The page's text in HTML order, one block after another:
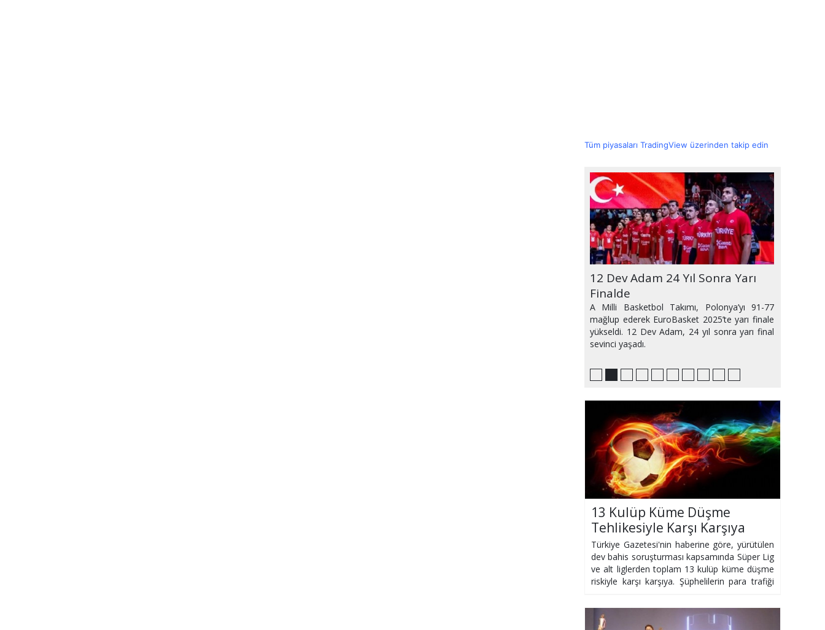
Tüm piyasaları TradingView üzerinden takip edin
Erman Toroğlu'nun İfadesi Alındı
12 Dev Adam 24 Yıl Sonra Yarı
Finalde
A Milli Basketbol Takımı, Polonya’yı 91-77
mağlup ederek EuroBasket 2025’te yarı finale
yükseldi. 12 Dev Adam, 24 yıl sonra yarı final
sevinci yaşadı.
12 Dev Adam Grubu Zirvede
Tamamladı
Transferde Son Durum
Marius ve Bola Ç.Rizespor
Maçında Olmayacak
Ramazan Ayı Maç Programı Belli
Oldu
Trabzonspor Eyüp'ü tek Golle
Geçti
Süper Lig'de Yabancı Var Hakemi
Dönemi
Kombineler Elde Kaldı
İşte İlk İki haftanın Programı
13 Kulüp Küme Düşme
Tehlikesiyle Karşı Karşıya
Türkiye Gazetesi'nin haberine göre, yürütülen
dev bahis soruşturması kapsamında Süper Lig
ve alt liglerden toplam 13 kulüp küme düşme
riskiyle karşı karşıya. Şüphelilerin para trafiği